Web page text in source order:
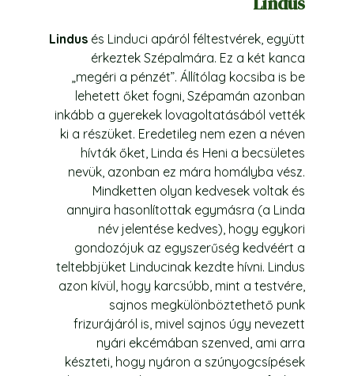
Lindus és Linduci apáról féltestvérek, együtt
érkeztek Szépalmára. Ez a két kanca
„megéri a pénzét”. Állítólag kocsiba is be
lehetett őket fogni, Szépamán azonban
inkább a gyerekek lovagoltatásából vették
ki a részüket. Eredetileg nem ezen a néven
hívták őket, Linda és Heni a becsületes
nevük, azonban ez mára homályba vész.
Mindketten olyan kedvesek voltak és
annyira hasonlítottak egymásra (a Linda
név jelentése kedves), hogy egykori
gondozójuk az egyszerűség kedvéért a
teltebbjüket Linducinak kezdte hívni. Lindus
azon kívül, hogy karcsúbb, mint a testvére,
sajnos megkülönböztethető punk
frizurájáról is, mivel sajnos úgy nevezett
nyári ekcémában szenved, ami arra
készteti, hogy nyáron a szúnyogcsípések